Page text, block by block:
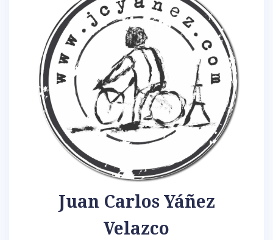
Juan Carlos Yáñez
Velazco